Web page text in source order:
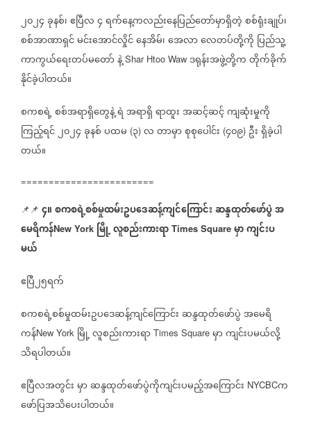
၂၀၂၄ခုနစ်၊ဧပြီလ၄ရက်နေ့ကလည်းနေပြည်တော်မှာရှိတဲ့စစ်ရုံးချုပ်၊
စစ်အာဏာရှင်မင်းအောင်လှိုင်နေအိမ်၊အေလာလေတပ်တို့ကို ပြည်သူ့
ကာကွယ်ရေးတပ်မတော်နဲ့ Shar Htoo Waw ဒရုန်းအဖွဲ့တို့ကတိုက်ခိုက်
နိုင်ခဲ့ပါတယ်။
စကစရဲ့စစ်အရာရှိတွေနဲ့ရဲအရာရှိရာထူးအဆင့်ဆင့်ကျဆုံးမှုကို
ကြည့်ရင်၂၀၂၄ခုနစ်ပထမ (၃) လတာမှာစုစုပေါင်း (၄၀၉) ဦးရှိခဲ့ပါ
တယ်။
========================
📌📌 ၄။စကစရဲ့စစ်မှုထမ်းဥပဒေဆန့်ကျင်ကြောင်းဆန္ဒထုတ်ဖော်ပွဲအ
မေရိကန်New York မြို့လူစည်းကားရာ Times Square မှာကျင်းပ
မယ်
ဧပြီ၂၅ရက်
စကစရဲ့စစ်မှုထမ်းဥပဒေဆန့်ကျင်ကြောင်းဆန္ဒထုတ်ဖော်ပွဲအမေရိ
ကန်New York မြို့လူစည်းကားရာ Times Square မှာကျင်းပမယ်လို့
သိရပါတယ်။
ဧပြီလအတွင်းမှာဆန္ဒထုတ်ဖော်ပွဲကိုကျင်းပမည့်အကြောင်း NYCBCက
ဖော်ပြအသိပေးပါတယ်။